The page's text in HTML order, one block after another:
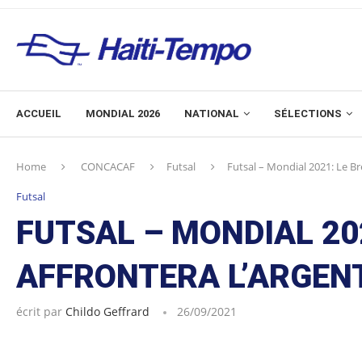
ACCUEIL MONDIAL 2026 NATIONAL SÉLECTIONS
Home CONCACAF Futsal Futsal – Mondial 2021: Le
Futsal
FUTSAL – MONDIAL
AFFRONTERA
écrit par Childo Geffrard 26/09/2021